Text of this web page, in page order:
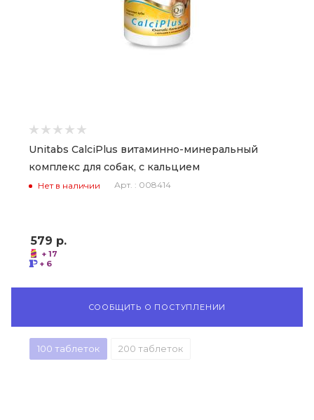
Unitabs CalciPlus витаминно-минеральный
комплекс для собак, с кальцием
Нет в наличии Арт. : 008414
579 р.
+ 17
+ 6
СООБЩИТЬ О ПОСТУПЛЕНИИ
100 таблеток 200 таблеток